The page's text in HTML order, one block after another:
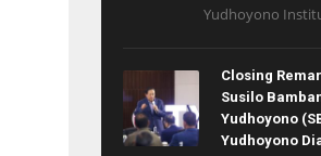
Yudhoyono
Closing
Susilo
Yudhoyono
Yudhoyono